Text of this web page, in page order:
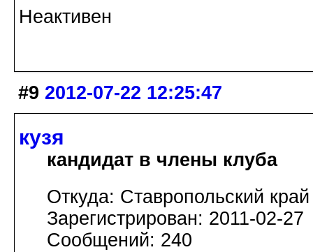
Неактивен
#9 2012-07-22 12:25:47
кузя
кандидат в члены клуба
Откуда: Ставропольский край
Зарегистрирован: 2011-02-27
Сообщений: 240